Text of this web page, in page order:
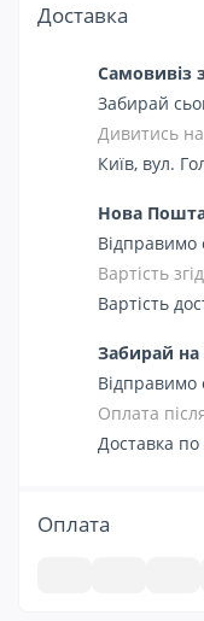
Доставка
Самовивіз
Забирай
Дивитись
Київ, вул.
Нова
Відправимо
Вартість
Вартість
Забирай на
Відправимо
Оплата
Доставка по
Оплата